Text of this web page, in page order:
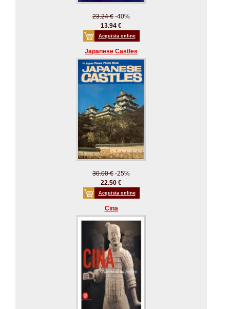
23.24 € -40%
13.94 €
Acquista online
Japanese Castles
30.00 € -25%
22.50 €
Acquista online
Cina